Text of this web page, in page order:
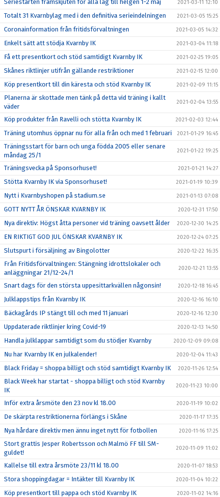
Seriestarten framskjuten för alla lag till helgen 1-2 maj 2021-03-11 12:10
Totalt 31 Kvarnbylag med i den definitiva serieindelningen 2021-03-05 15:25
Coronainformation från fritidsförvaltningen 2021-03-05 14:32
Enkelt sätt att stödja Kvarnby IK 2021-03-04 11:18
Få ett presentkort och stöd samtidigt Kvarnby IK 2021-02-25 19:05
Skånes riktlinjer utifrån gällande restriktioner 2021-02-15 12:00
Köp presentkort till din käresta och stöd Kvarnby IK 2021-02-09 11:15
Planerna är skottade men tänk på detta vid träning i kallt
väder
2021-02-04 13:55
Köp produkter från Ravelli och stötta Kvarnby IK 2021-02-03 12:44
Träning utomhus öppnar nu för alla från och med 1 februari 2021-01-29 16:45
Träningsstart för barn och unga födda 2005 eller senare
måndag 25/1
2021-01-22 19:25
Träningsvecka på Sponsorhuset! 2021-01-21 14:27
Stötta Kvarnby IK via Sponsorhuset! 2021-01-19 10:39
Nytt i Kvarnbyshopen på stadium.se 2021-01-13 07:08
GOTT NYTT ÅR ÖNSKAR KVARNBY IK 2020-12-31 17:50
Nya direktiv: Högst åtta personer vid träning oavsett ålder 2020-12-30 14:25
EN RIKTIGT GOD JUL ÖNSKAR KVARNBY IK 2020-12-24 07:25
Slutspurt i försäljning av Bingolotter 2020-12-22 16:35
Från Fritidsförvaltningen: Stängning idrottslokaler och
anläggningar 21/12-24/1
2020-12-21 13:55
Snart dags för den största uppesittarkvällen någonsin! 2020-12-18 16:45
Julklappstips från Kvarnby IK 2020-12-16 16:10
Bäckagårds IP stängt till och med 11 januari 2020-12-16 12:30
Uppdaterade riktlinjer kring Covid-19 2020-12-13 14:50
Handla julklappar samtidigt som du stödjer Kvarnby 2020-12-09 09:08
Nu har Kvarnby IK en julkalender! 2020-12-04 11:43
Black Friday = shoppa billigt och stöd samtidigt Kvarnby IK 2020-11-26 12:54
Black Week har startat - shoppa billigt och stöd Kvarnby
IK
2020-11-23 10:00
Inför extra årsmöte den 23 nov kl 18.00 2020-11-19 10:02
De skärpta restriktionerna förlängs i Skåne 2020-11-17 17:35
Nya hårdare direktiv men ännu inget nytt för fotbollen 2020-11-16 17:25
Stort grattis Jesper Robertsson och Malmö FF till SM-
guldet!
2020-11-09 11:02
Kallelse till extra årsmöte 23/11 kl 18.00 2020-11-07 18:53
Stora shoppingdagar = Intäkter till Kvarnby IK 2020-11-04 10:22
Köp presentkort till pappa och stöd Kvarnby IK 2020-11-02 14:16